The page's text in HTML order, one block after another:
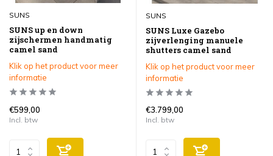
SUNS
SUNS up en down
zijschermen handmatig
camel sand
Klik op het product voor meer
informatie
€599,00
Incl. btw
SUNS
SUNS Luxe Gazebo
zijverlenging manuele
shutters camel sand
Klik op het product voor meer
informatie
€3.799,00
Incl. btw